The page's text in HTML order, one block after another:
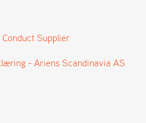
Supplier
- Ariens Scandinavia AS